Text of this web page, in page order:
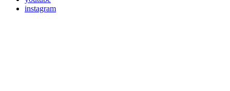
instagram